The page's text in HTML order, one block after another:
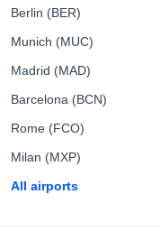
Berlin (BER)
Munich (MUC)
Madrid (MAD)
Barcelona (BCN)
Rome (FCO)
Milan (MXP)
All airports